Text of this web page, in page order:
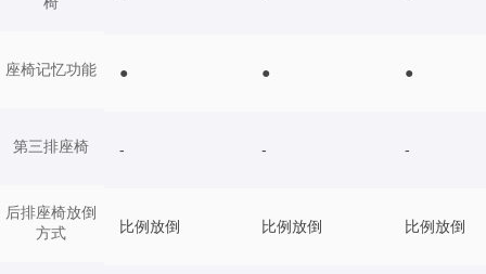
座椅记忆功能
第三排座椅
后排座椅放倒
方式
● ● ●
- - -
比例放倒 比例放倒 比例放倒